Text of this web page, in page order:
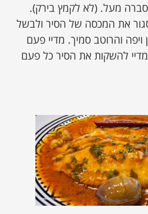
מעל. (לא לקמץ בירק).
את המכסה של הסיר ולבשל
והרוטב סמיך. מדיי פעם
להשקות את הסיר כל פעם